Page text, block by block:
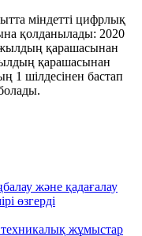
міндетті цифрлық
қолданылады: 2020
жылдың қарашасынан
қарашасынан
1 шілдесінен бастап
және қадағалау
өзгерді
жұмыстар